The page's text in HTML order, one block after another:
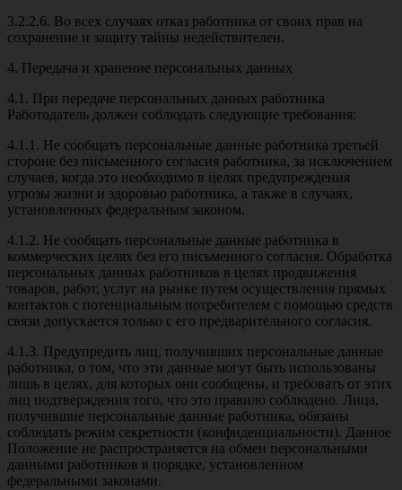
3.2.2.6. Во всех случаях отказ работника от своих прав на
сохранение и защиту тайны недействителен.
4. Передача и хранение персональных данных
4.1. При передаче персональных данных работника
Работодатель должен соблюдать следующие требования:
4.1.1. Не сообщать персональные данные работника третьей
стороне без письменного согласия работника, за исключением
случаев, когда это необходимо в целях предупреждения
угрозы жизни и здоровью работника, а также в случаях,
установленных федеральным законом.
4.1.2. Не сообщать персональные данные работника в
коммерческих целях без его письменного согласия. Обработка
персональных данных работников в целях продвижения
товаров, работ, услуг на рынке путем осуществления прямых
контактов с потенциальным потребителем с помощью средств
связи допускается только с его предварительного согласия.
4.1.3. Предупредить лиц, получивших персональные данные
работника, о том, что эти данные могут быть использованы
лишь в целях, для которых они сообщены, и требовать от этих
лиц подтверждения того, что это правило соблюдено. Лица,
получившие персональные данные работника, обязаны
соблюдать режим секретности (конфиденциальности). Данное
Положение не распространяется на обмен персональными
данными работников в порядке, установленном
федеральными законами.